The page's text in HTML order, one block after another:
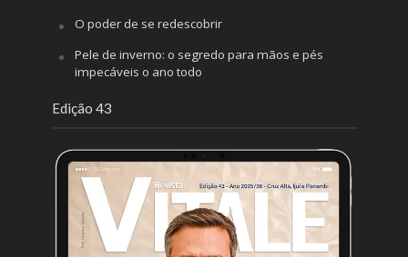
O poder de se redescobrir
Pele de inverno: o segredo para mãos e pés
impecáveis o ano todo
Edição 43